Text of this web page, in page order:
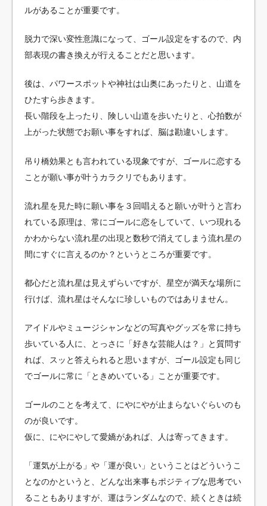
ルがあることが重要です。
脱力で深い変性意識になって、ゴール設定をするので、内
部表現の書き換えが行えることだと思います。
後は、パワースポットや神社は山奥にあったりと、山道を
ひたすら歩きます。
長い階段を上ったり、険しい山道を歩いたりと、心拍数が
上がった状態でお願い事をすれば、脳は勘違いします。
吊り橋効果とも言われている現象ですが、ゴールに恋する
ことが願い事が叶うカラクリでもあります。
流れ星を見た時に願い事を３回唱えると願いが叶うと言わ
れている原理は、常にゴールに恋をしていて、いつ現れる
かわからない流れ星の出現と数秒で消えてしまう流れ星の
間にすぐに言えるのか？というところが重要です。
都心だと流れ星は見えずらいですが、星空が満天な場所に
行けば、流れ星はそんなに珍しいものではありません。
アイドルやミュージシャンなどの写真やグッズを常に持ち
歩いている人に、とっさに「好きな芸能人は？」と質問す
れば、スッと答えられると思いますが、ゴール設定も同じ
でゴールに常に「ときめいている」ことが重要です。
ゴールのことを考えて、にやにやが止まらないぐらいのも
のが良いです。
仮に、にやにやして愛嬌があれば、人は寄ってきます。
「運気が上がる」や「運が良い」ということはどういうこ
となのかというと、どんな出来事もポジティブな思考でい
ることもありますが、運はランダムなので、続くときは続